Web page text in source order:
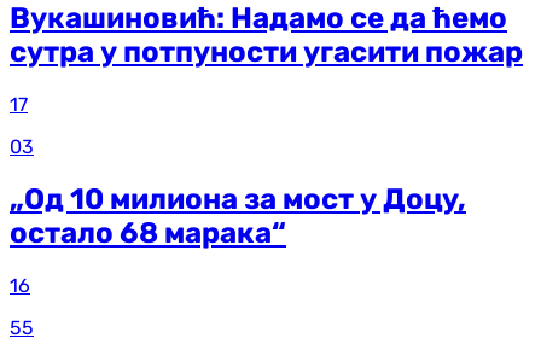
Вукашиновић: Надамо се да ћемо
сутра у потпуности угасити пожар
17
03
„Од 10 милиона за мост у Доцу,
остало 68 марака“
16
55